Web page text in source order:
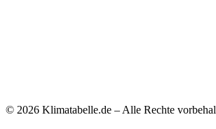
© 2026 Klimatabelle.de – Alle Rechte